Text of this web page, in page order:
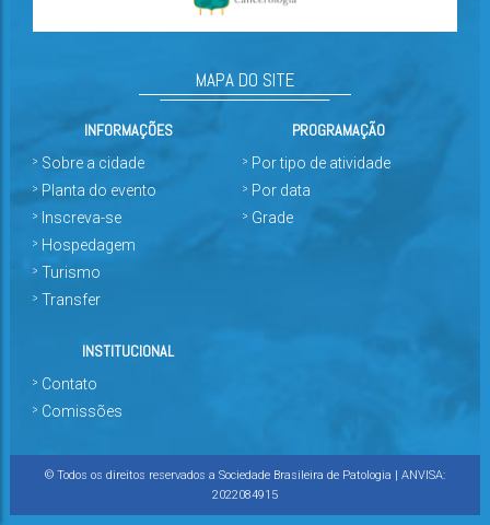
MAPA DO SITE
INFORMAÇÕES
Sobre a cidade
Planta do evento
Inscreva-se
Hospedagem
Turismo
Transfer
PROGRAMAÇÃO
Por tipo de atividade
Por data
Grade
INSTITUCIONAL
Contato
Comissões
© Todos os direitos reservados a Sociedade Brasileira de Patologia | ANVISA:
2022084915